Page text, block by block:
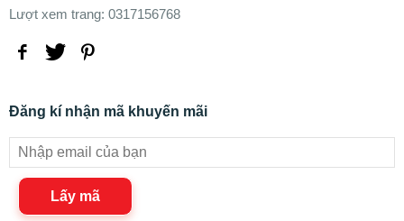
Lượt xem trang: 0317156768
Đăng kí nhận mã khuyến mãi
Lấy mã